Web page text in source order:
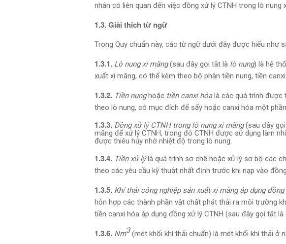
nhân có liên quan đến việc đồng xử lý CTNH trong lò nung
1.3. Giải thích từ ngữ
Trong Quy chuẩn này, các từ ngữ dưới đây được hiểu như
1.3.1. Lò nung xi măng(sau đây gọi tắt là lò nung) là hệ
xuất xi măng, có thể kèm theo bộ phận tiền nung, tiền
1.3.2. Tiền nunghoặc tiền canxi hóalà các quá trình được
theo lò nung, có mục đích để sấy hoặc canxi hóa một
1.3.3. Đồng xử lý CTNH trong lò nung xi măng(sau đây
măng để xử lý CTNH, trong đó CTNH được sử dụng làm
được thiêu hủy nhờ nhiệt độ trong lò nung.
1.3.4. Tiền xử lýlà quá trình sơ chế hoặc xử lý sơ bộ các
theo các yêu cầu kỹ thuật nhất định trước khi nạp vào
1.3.5. Khí thải công nghiệp sản xuất xi măng áp dụng
hỗn hợp các thành phần vật chất phát thải ra môi trường
tiền canxi hóa áp dụng đồng xử lý CTNH (sau đây gọi tắt là
1.3.6. Nm3(mét khối khí thải chuẩn) là mét khối khí thải ở